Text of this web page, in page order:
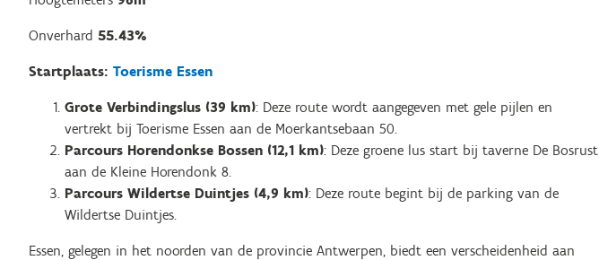
Onverhard 55.43%
Startplaats: Toerisme Essen
Grote Verbindingslus (39 km): Deze route wordt aangegeven met gele pijlen en
vertrekt bij Toerisme Essen aan de Moerkantsebaan 50.
Parcours Horendonkse Bossen (12,1 km): Deze groene lus start bij taverne De Bosrust
aan de Kleine Horendonk 8.
Parcours Wildertse Duintjes (4,9 km): Deze route begint bij de parking van de
Wildertse Duintjes.
Essen, gelegen in het noorden van de provincie Antwerpen, biedt een verscheidenheid aan